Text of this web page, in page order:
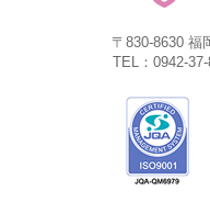
〒830-8630 福
TEL：0942-